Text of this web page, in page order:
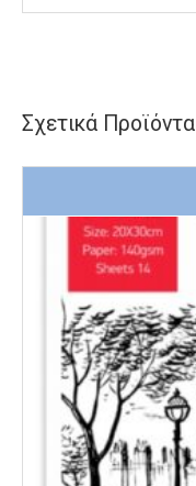
Σχετικά Προϊόντα